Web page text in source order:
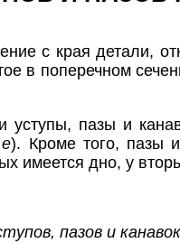
с края детали,
в поперечном
уступы, пазы и
). Кроме того, пазы
имеется дно, у
пазов и канавок